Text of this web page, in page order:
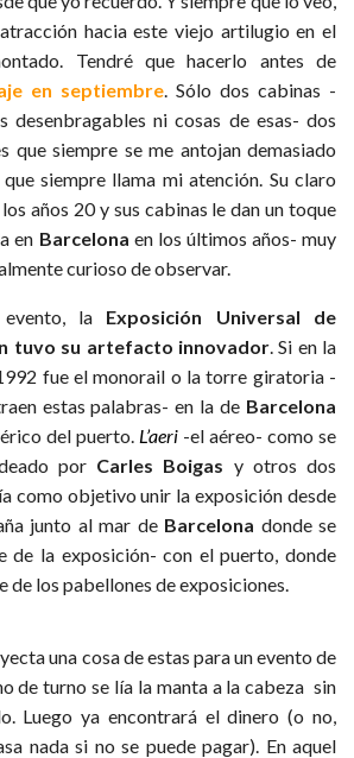
hacia este viejo artilugio en el
Tendré que hacerlo antes de
en septiembre. Sólo dos cabinas -
desenbragables ni cosas de esas- dos
que siempre se me antojan demasiado
siempre llama mi atención. Su claro
años 20 y sus cabinas le dan un toque
en Barcelona en los últimos años- muy
curioso de observar.
la Exposición Universal de
tuvo su artefacto innovador. Si en la
fue el monorail o la torre giratoria -
estas palabras- en la de Barcelona
del puerto. L’aeri -el aéreo- como se
por Carles Boigas y otros dos
como objetivo unir la exposición desde
junto al mar de Barcelona donde se
de la exposición- con el puerto, donde
de los pabellones de exposiciones.
una cosa de estas para un evento de
de turno se lía la manta a la cabeza sin
Luego ya encontrará el dinero (o no,
nada si no se puede pagar). En aquel